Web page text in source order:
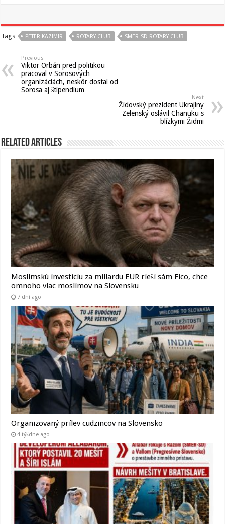
Tags PETER KAZIMIR ROTARY CLUB SMER-SD ROTARY CLUB
Previous
Viktor Orbán pred politikou
pracoval v Sorosových
organizáciách, neskôr dostal od
Sorosa aj štipendium
Next
Židovský prezident Ukrajiny
Zelenský oslávil Chanuku s
blízkymi Židmi
Related Articles
Moslimskú investíciu za miliardu EUR rieši sám Fico, chce
omnoho viac moslimov na Slovensku
7 dní ago
Organizovaný prílev cudzincov na Slovensko
4 týždne ago